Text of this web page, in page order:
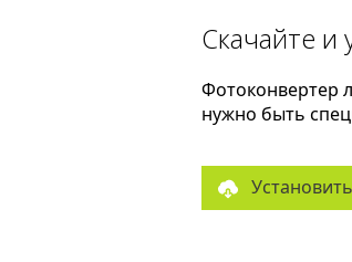
Скачайте и
Фотоконвертер
нужно быть